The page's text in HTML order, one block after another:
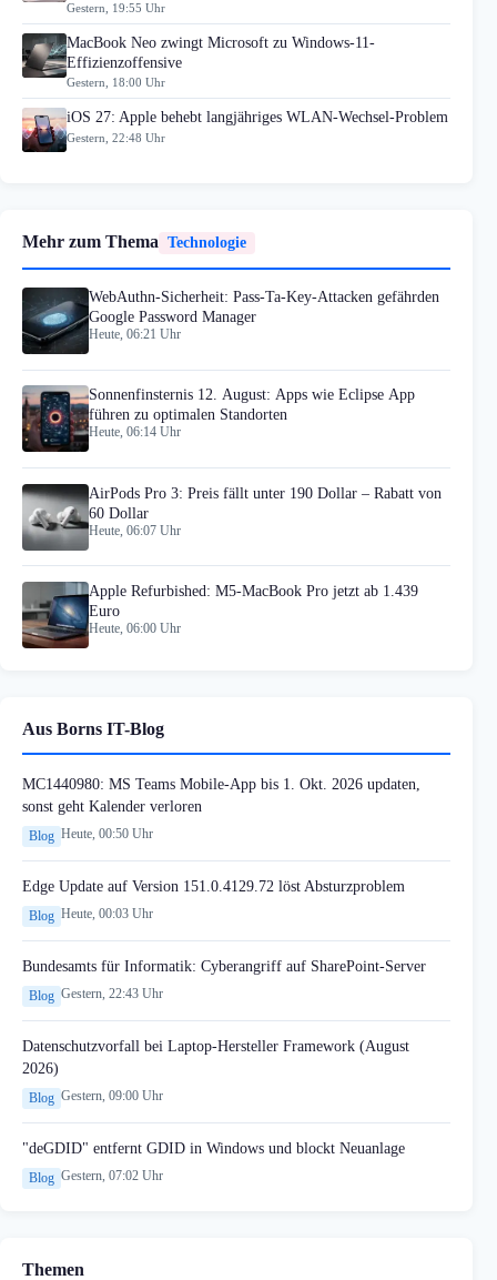
Gestern, 19:55 Uhr
MacBook Neo zwingt Microsoft zu Windows-11-
Effizienzoffensive
Gestern, 18:00 Uhr
iOS 27: Apple behebt langjähriges WLAN-Wechsel-Problem
Gestern, 22:48 Uhr
Mehr zum Thema Technologie
WebAuthn-Sicherheit: Pass-Ta-Key-Attacken gefährden
Google Password Manager
Heute, 06:21 Uhr
Sonnenfinsternis 12. August: Apps wie Eclipse App
führen zu optimalen Standorten
Heute, 06:14 Uhr
AirPods Pro 3: Preis fällt unter 190 Dollar – Rabatt von
60 Dollar
Heute, 06:07 Uhr
Apple Refurbished: M5-MacBook Pro jetzt ab 1.439
Euro
Heute, 06:00 Uhr
Aus Borns IT-Blog
MC1440980: MS Teams Mobile-App bis 1. Okt. 2026 updaten,
sonst geht Kalender verloren
Blog Heute, 00:50 Uhr
Edge Update auf Version 151.0.4129.72 löst Absturzproblem
Blog Heute, 00:03 Uhr
Bundesamts für Informatik: Cyberangriff auf SharePoint-Server
Blog Gestern, 22:43 Uhr
Datenschutzvorfall bei Laptop-Hersteller Framework (August
2026)
Blog Gestern, 09:00 Uhr
"deGDID" entfernt GDID in Windows und blockt Neuanlage
Blog Gestern, 07:02 Uhr
Themen